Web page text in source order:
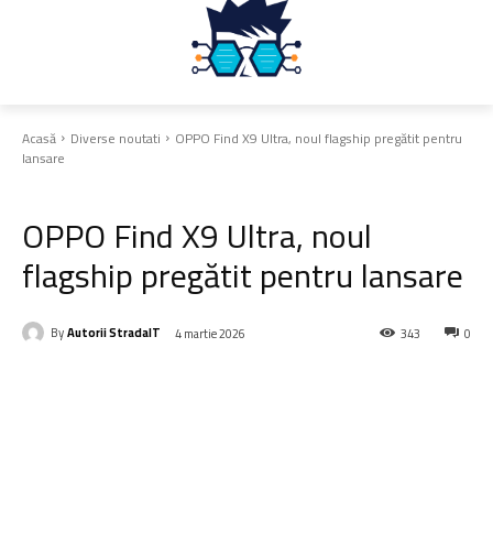
Acasă Diverse noutati OPPO Find X9 Ultra, noul flagship pregătit pentru
lansare
OPPO Find X9 Ultra, noul
flagship pregătit pentru lansare
ByAutorii StradaIT 4 martie 2026 0
343